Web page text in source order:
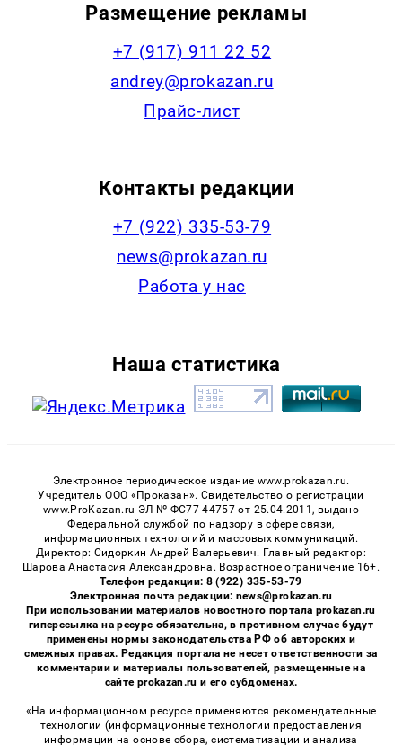
Размещение рекламы
+7 (917) 911 22 52
andrey@prokazan.ru
Прайс-лист
Контакты редакции
+7 (922) 335-53-79
news@prokazan.ru
Работа у нас
Наша статистика
Электронное периодическое издание www.prokazan.ru.
Учредитель ООО «Проказан». Cвидетельство о регистрации
www.ProKazan.ru ЭЛ № ФС77-44757 от 25.04.2011, выдано
Федеральной службой по надзору в сфере связи,
информационных технологий и массовых коммуникаций.
Директор: Сидоркин Андрей Валерьевич. Главный редактор:
Шарова Анастасия Александровна. Возрастное ограничение 16+.
Телефон редакции: 8 (922) 335-53-79
Электронная почта редакции: news@prokazan.ru
При использовании материалов новостного портала prokazan.ru
гиперссылка на ресурс обязательна, в противном случае будут
применены нормы законодательства РФ об авторских и
смежных правах. Редакция портала не несет ответственности за
комментарии и материалы пользователей, размещенные на
сайте prokazan.ru и его субдоменах.
«На информационном ресурсе применяются рекомендательные
технологии (информационные технологии предоставления
информации на основе сбора, систематизации и анализа